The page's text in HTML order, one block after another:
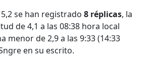
se han registrado 8 réplicas, la
de 4,1 a las 08:38 hora local
menor de 2,9 a las 9:33 (14:33
en su escrito.